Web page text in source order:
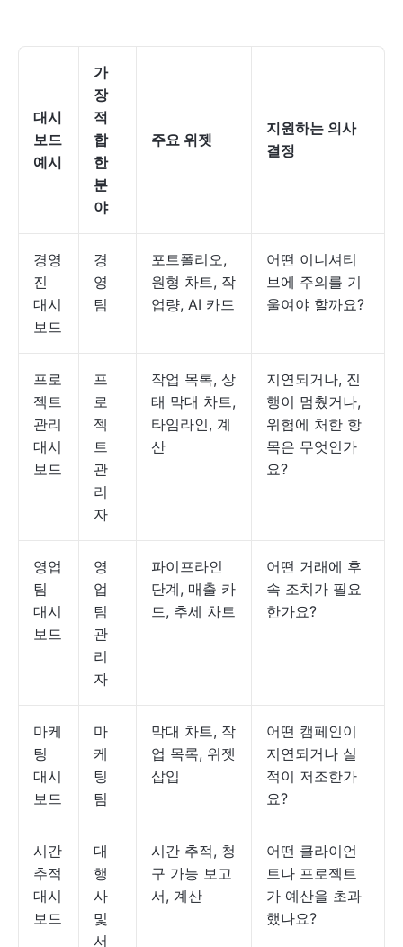
대시
보드
예시
가
장
적
합
한
분
야
주요 위젯
지원하는 의사
결정
경영
진
대시
보드
경
영
팀
포트폴리오,
원형 차트, 작
업량, AI 카드
어떤 이니셔티
브에 주의를 기
울여야 할까요?
프로
젝트
관리
대시
보드
프
로
젝
트
관
리
자
작업 목록, 상
태 막대 차트,
타임라인, 계
산
지연되거나, 진
행이 멈췄거나,
위험에 처한 항
목은 무엇인가
요?
영업
팀
대시
보드
영
업
팀
관
리
자
파이프라인
단계, 매출 카
드, 추세 차트
어떤 거래에 후
속 조치가 필요
한가요?
마케
팅
대시
보드
마
케
팅
팀
막대 차트, 작
업 목록, 위젯
삽입
어떤 캠페인이
지연되거나 실
적이 저조한가
요?
시간
추적
대시
보드
대
행
사
및
서
시간 추적, 청
구 가능 보고
서, 계산
어떤 클라이언
트나 프로젝트
가 예산을 초과
했나요?